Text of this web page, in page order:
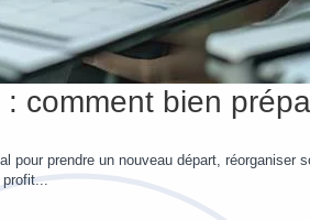
comment bien
pour prendre un nouveau départ,
profit...